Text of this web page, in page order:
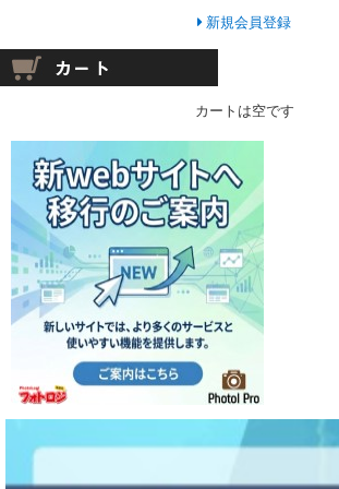
新規会員登録
カートは空です